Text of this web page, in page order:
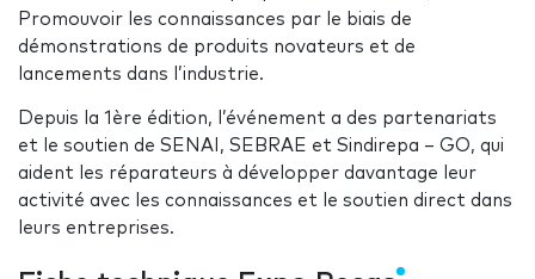
Promouvoir les connaissances par le biais de
démonstrations de produits novateurs et de
lancements dans l’industrie.
Depuis la 1ère édition, l’événement a des partenariats
et le soutien de SENAI, SEBRAE et Sindirepa – GO, qui
aident les réparateurs à développer davantage leur
activité avec les connaissances et le soutien direct dans
leurs entreprises.